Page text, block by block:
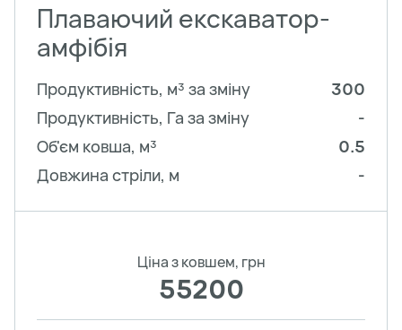
Плаваючий екскаватор-
амфібія
Продуктивність, м³ за зміну
300
Продуктивність, Га за зміну
-
Об'єм ковша, м³
0.5
Довжина стріли, м
-
Ціна з ковшем, грн
55200